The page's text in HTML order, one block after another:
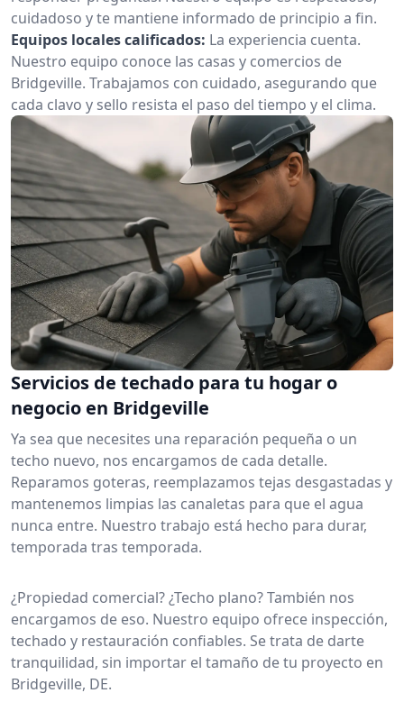
cuidadoso y te mantiene informado de principio a fin.
Equipos locales calificados: La experiencia cuenta.
Nuestro equipo conoce las casas y comercios de
Bridgeville. Trabajamos con cuidado, asegurando que
cada clavo y sello resista el paso del tiempo y el clima.
Servicios de techado para tu hogar o
negocio en Bridgeville
Ya sea que necesites una reparación pequeña o un
techo nuevo, nos encargamos de cada detalle.
Reparamos goteras, reemplazamos tejas desgastadas y
mantenemos limpias las canaletas para que el agua
nunca entre. Nuestro trabajo está hecho para durar,
temporada tras temporada.
¿Propiedad comercial? ¿Techo plano? También nos
encargamos de eso. Nuestro equipo ofrece inspección,
techado y restauración confiables. Se trata de darte
tranquilidad, sin importar el tamaño de tu proyecto en
Bridgeville, DE.